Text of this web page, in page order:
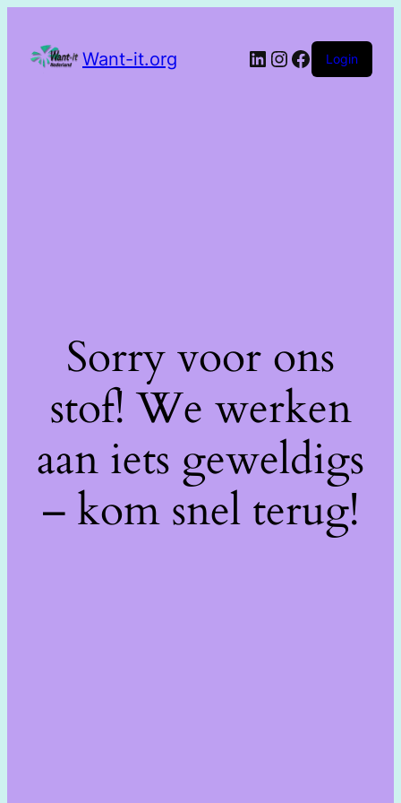
Want-it.org Login
Sorry voor ons
stof! We werken
aan iets geweldigs
– kom snel terug!